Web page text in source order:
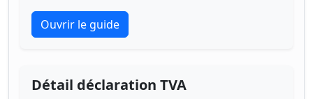
Ouvrir le guide
Détail déclaration TVA